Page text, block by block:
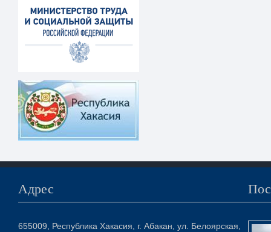
Адрес
655009, Республика Хакасия, г. Абакан, ул. Белоярская,